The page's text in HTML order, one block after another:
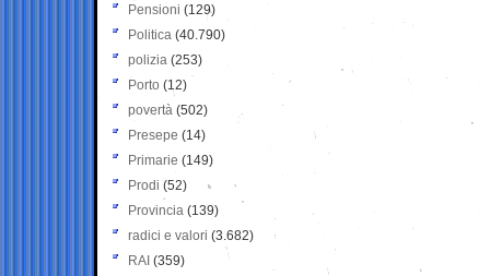
Pensioni (129)
Politica (40.790)
polizia (253)
Porto (12)
povertà (502)
Presepe (14)
Primarie (149)
Prodi (52)
Provincia (139)
radici e valori (3.682)
RAI (359)